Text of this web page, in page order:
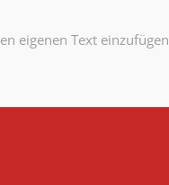
eigenen Text einzufügen